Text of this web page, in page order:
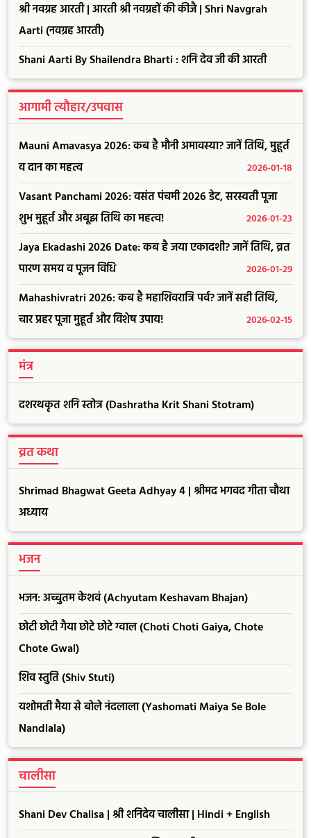
श्री नवग्रह आरती | आरती श्री नवग्रहों की कीजै | Shri Navgrah
Aarti (नवग्रह आरती)
Shani Aarti By Shailendra Bharti : शनि देव जी की आरती
आगामी त्यौहार/उपवास
Mauni Amavasya 2026: कब है मौनी अमावस्या? जानें तिथि, मुहूर्त
व दान का महत्व
2026-01-18
Vasant Panchami 2026: वसंत पंचमी 2026 डेट, सरस्वती पूजा
शुभ मुहूर्त और अबूझ तिथि का महत्व!
2026-01-23
Jaya Ekadashi 2026 Date: कब है जया एकादशी? जानें तिथि, व्रत
पारण समय व पूजन विधि
2026-01-29
Mahashivratri 2026: कब है महाशिवरात्रि पर्व? जानें सही तिथि,
चार प्रहर पूजा मुहूर्त और विशेष उपाय!
2026-02-15
मंत्र
दशरथकृत शनि स्तोत्र (Dashratha Krit Shani Stotram)
व्रत कथा
Shrimad Bhagwat Geeta Adhyay 4 | श्रीमद भगवद गीता चौथा
अध्याय
भजन
भजन: अच्चुतम केशवं (Achyutam Keshavam Bhajan)
छोटी छोटी गैया छोटे छोटे ग्वाल (Choti Choti Gaiya, Chote
Chote Gwal)
शिव स्तुति (Shiv Stuti)
यशोमती मैया से बोले नंदलाला (Yashomati Maiya Se Bole
Nandlala)
चालीसा
Shani Dev Chalisa | श्री शनिदेव चालीसा | Hindi + English